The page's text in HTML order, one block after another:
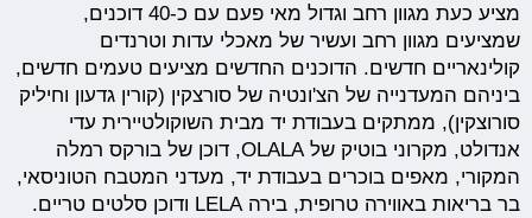
מציע כעת מגוון רחב וגדול מאי פעם עם כ-40 דוכנים,
שמציעים מגוון רחב ועשיר של מאכלי עדות וטרנדים
קולינאריים חדשים. הדוכנים החדשים מציעים טעמים חדשים,
ביניהם המעדנייה של הצ'ונטיה של סורצקין (קורין גדעון וחיליק
סורוצקין), ממתקים בעבודת יד מבית השוקולטיירית עדי
אנדולט, מקרוני בוטיק של OLALA, דוכן של בורקס רמלה
המקורי, מאפים בוכרים בעבודת יד, מעדני המטבח הטוניסאי,
בר בריאות באווירה טרופית, בירה LELA ודוכן סלטים טריים.